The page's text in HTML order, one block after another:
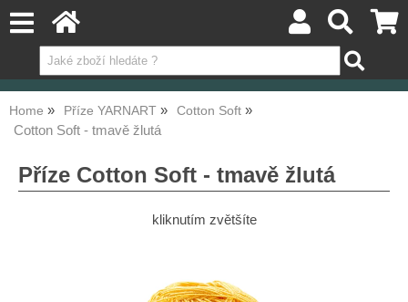
Home Příze YARNART Cotton Soft
Cotton Soft - tmavě žlutá
Příze Cotton Soft - tmavě žlutá
kliknutím zvětšíte